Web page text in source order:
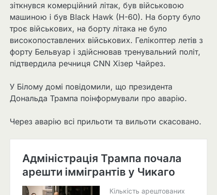
зіткнувся комерційний літак, був військовою
машиною і був Black Hawk (H-60). На борту було
троє військових, на борту літака не було
високопоставлених військових. Гелікоптер летів з
форту Бельвуар і здійснював тренувальний політ,
підтвердила речниця CNN Хізер Чайрез.
У Білому домі повідомили, що президента
Дональда Трампа поінформували про аварію.
Через аварію всі прильоти та вильоти скасовано.